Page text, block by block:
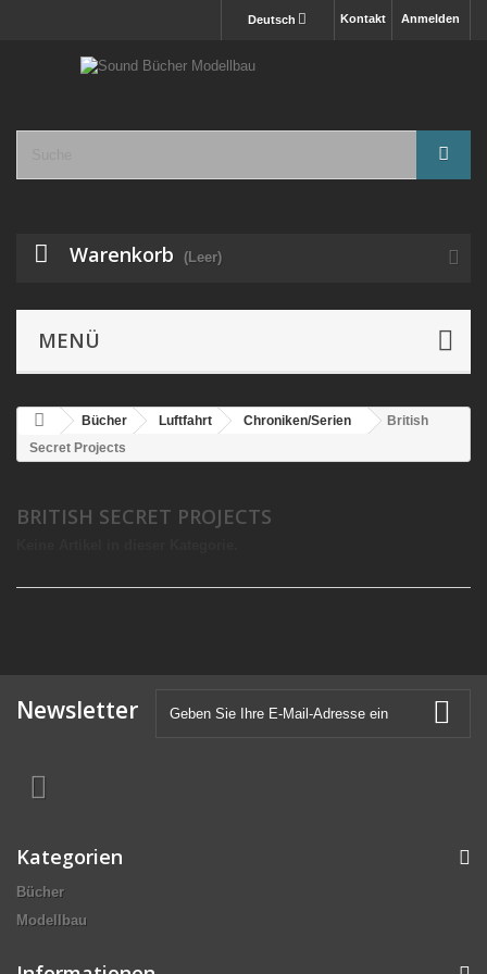
Anmelden
Kontakt
Deutsch
Warenkorb (Leer)
MENÜ
Bücher Luftfahrt Chroniken/Serien
British
Secret Projects
BRITISH SECRET PROJECTS
Newsletter
Kategorien
Bücher
Modellbau